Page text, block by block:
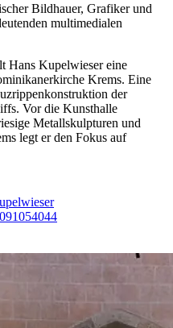
Bildhauer, Grafiker und
multimedialen
Hans Kupelwieser eine
Krems. Eine
der
Vor die Kunsthalle
Metallskulpturen und
legt er den Fokus auf
der Kunsthalle Krems
zu einem Glas Wein aus
UNDHOF.